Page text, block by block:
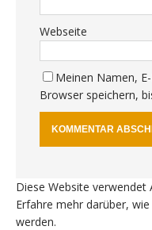
Webseite
Meinen Namen,
Browser speichern,
Diese Website verwendet
Erfahre mehr darüber,
werden.